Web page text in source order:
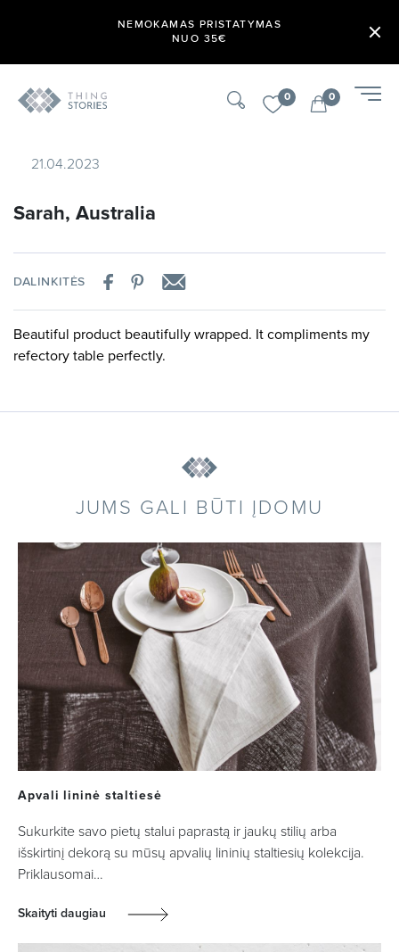
NEMOKAMAS PRISTATYMAS
NUO 35€
0 0
21.04.2023
Sarah, Australia
DALINKITĖS
Beautiful product beautifully wrapped. It compliments my
refectory table perfectly.
JUMS GALI BŪTI ĮDOMU
Apvali lininė staltiesė
Sukurkite savo pietų stalui paprastą ir jaukų stilių arba
išskirtinį dekorą su mūsų apvalių lininių staltiesių kolekcija.
Priklausomai…
Skaityti daugiau